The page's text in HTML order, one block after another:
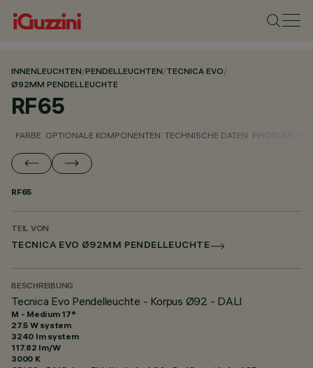
INNENLEUCHTEN/PENDELLEUCHTEN/TECNICA EVO/
Ø92MM PENDELLEUCHTE
RF65
FARBE OPTIONALE KOMPONENTEN TECHNISCHE DATEN
RF65
TEIL VON
TECNICA EVO Ø92MM PENDELLEUCHTE
BESCHREIBUNG
Tecnica Evo Pendelleuchte - Korpus Ø92 - DALI
M - Medium 17°
27.5 W system
3240 lm system
117.82 lm/W
3000 K